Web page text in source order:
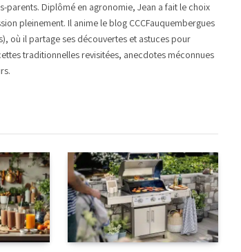
parents. Diplômé en agronomie, Jean a fait le choix
pleinement. Il anime le blog CCCFauquembergues
où il partage ses découvertes et astuces pour
traditionnelles revisitées, anecdotes méconnues